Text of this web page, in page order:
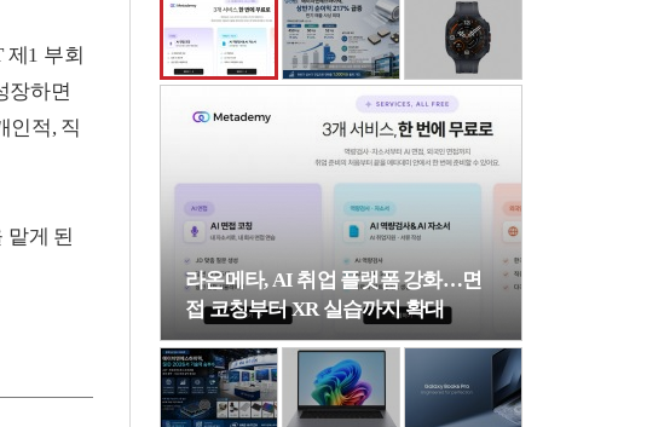
제1 부회
장하면
인적, 직
맡게 된
라온메타, AI 취업 플랫폼 강화…면
접 코칭부터 XR 실습까지 확대